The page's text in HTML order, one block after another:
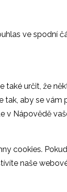
ve spodní
také určit, že
tak, aby se vám
v Nápovědě
cookies. Pokud
naše